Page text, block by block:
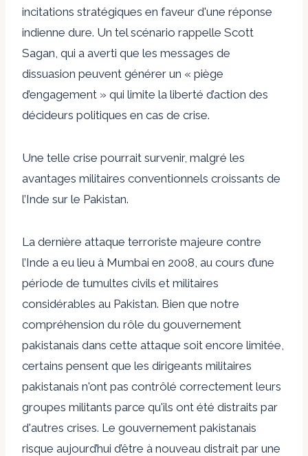
incitations stratégiques en faveur d'une réponse
indienne dure. Un tel scénario rappelle Scott
Sagan, qui a averti que les messages de
dissuasion peuvent générer un « piège
d’engagement » qui limite la liberté d’action des
décideurs politiques en cas de crise.
Une telle crise pourrait survenir, malgré les
avantages militaires conventionnels croissants de
l’Inde sur le Pakistan.
La dernière attaque terroriste majeure contre
l’Inde a eu lieu à Mumbai en 2008, au cours d’une
période de tumultes civils et militaires
considérables au Pakistan. Bien que notre
compréhension du rôle du gouvernement
pakistanais dans cette attaque soit encore limitée,
certains pensent que les dirigeants militaires
pakistanais n'ont pas contrôlé correctement leurs
groupes militants parce qu'ils ont été distraits par
d'autres crises. Le gouvernement pakistanais
risque aujourd’hui d’être à nouveau distrait par une